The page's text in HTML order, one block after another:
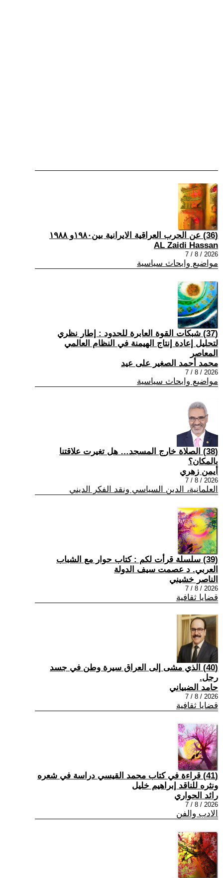
(36) عن الحرب العراقية الايرانية بين١٩٨٠و ١٩٨٨
AL Zaidi Hassan
2026 / 8 / 7
مواضيع وابحاث سياسية
(37) شبكات القوة العابرة للحدود : إطار نظري
لتحليل إعادة إنتاج الهيمنة في النظام العالمي
المعاصر
محمد أحمد الصغير على عيد
2026 / 8 / 7
مواضيع وابحاث سياسية
(38) الصلاة خارج المسجد… هل تغيرت علاقتنا
بالمكان؟
أيمن زهري
2026 / 8 / 7
العلمانية، الدين السياسي ونقد الفكر الديني
(39) سلسلة قرأت لكم : كتاب حوار مع الشباب
العربي. د عصمت سيف الدولة
الناصر خشيني
2026 / 8 / 7
قضايا ثقافية
(40) الذي مشى إلى العراق سيرة وطن في جسد
رجل.
حامد الضبياني
2026 / 8 / 7
قضايا ثقافية
(41) قراءة في كتاب محمد القيسي دراسة في شعره
ونثره للناقد إبراهيم خليل
رائد الحواري
2026 / 8 / 7
الادب والفن